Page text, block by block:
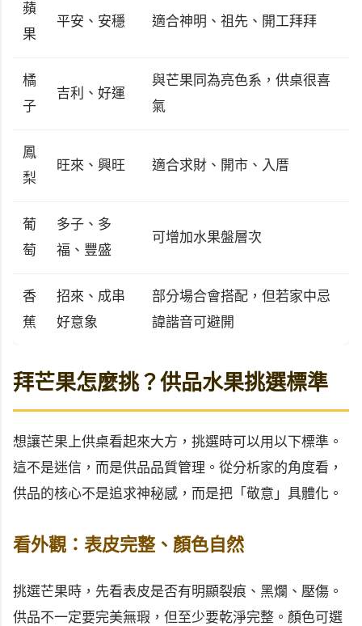
蘋
果
平安、安穩 適合神明、祖先、開工拜拜
橘
子
吉利、好運
與芒果同為亮色系，供桌很喜
氣
鳳
梨
旺來、興旺 適合求財、開市、入厝
葡
萄
多子、多
福、豐盛
可增加水果盤層次
香
蕉
招來、成串
好意象
部分場合會搭配，但若家中忌
諱諧音可避開
拜芒果怎麼挑？供品水果挑選標準
想讓芒果上供桌看起來大方，挑選時可以用以下標準。
這不是迷信，而是供品品質管理。從分析家的角度看，
供品的核心不是追求神秘感，而是把「敬意」具體化。
看外觀：表皮完整、顏色自然
挑選芒果時，先看表皮是否有明顯裂痕、黑爛、壓傷。
供品不一定要完美無瑕，但至少要乾淨完整。顏色可選